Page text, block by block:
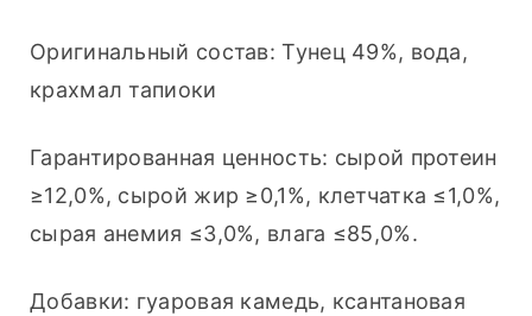
Оригинальный состав: Тунец 49%, вода,
крахмал тапиоки
Гарантированная ценность: сырой протеин
≥12,0%, сырой жир ≥0,1%, клетчатка ≤1,0%,
сырая анемия ≤3,0%, влага ≤85,0%.
Добавки: гуаровая камедь, ксантановая